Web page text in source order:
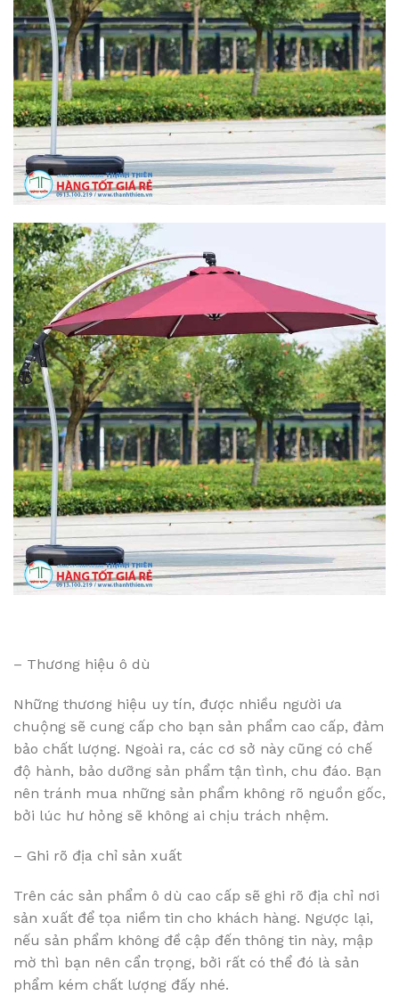
– Thương hiệu ô dù
Những thương hiệu uy tín, được nhiều người ưa
chuộng sẽ cung cấp cho bạn sản phẩm cao cấp, đảm
bảo chất lượng. Ngoài ra, các cơ sở này cũng có chế
độ hành, bảo dưỡng sản phẩm tận tình, chu đáo. Bạn
nên tránh mua những sản phẩm không rõ nguồn gốc,
bởi lúc hư hỏng sẽ không ai chịu trách nhệm.
– Ghi rõ địa chỉ sản xuất
Trên các sản phẩm ô dù cao cấp sẽ ghi rõ địa chỉ nơi
sản xuất để tọa niềm tin cho khách hàng. Ngược lại,
nếu sản phẩm không đề cập đến thông tin này, mập
mờ thì bạn nên cẩn trọng, bởi rất có thể đó là sản
phẩm kém chất lượng đấy nhé.